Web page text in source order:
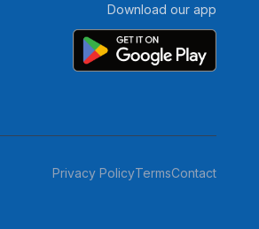
Download our app
Privacy PolicyTermsContact